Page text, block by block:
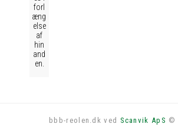
forl
æng
else
af
hin
and
en.
bbb-reolen.dk ved Scanvik ApS ©